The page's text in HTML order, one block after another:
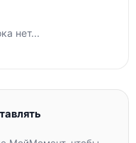
нет...